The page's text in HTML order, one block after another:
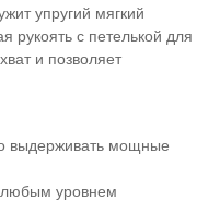
упругий мягкий
рукоять с петелькой для
и позволяет
выдерживать мощные
уровнем